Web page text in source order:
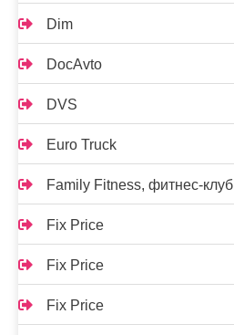
Dim
DocAvto
DVS
Euro Truck
Family Fitness, фитнес-клуб
Fix Price
Fix Price
Fix Price